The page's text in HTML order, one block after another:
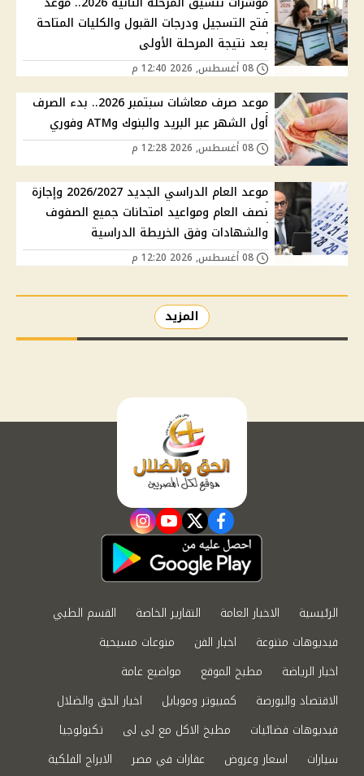
فتح التسجيل ودرجات القبول والكليات المتاحة
بعد نتيجة المرحلة الأولى
موعد صرف معاشات سبتمبر 2026.. بدء الصرف
أول الشهر عبر البريد والبنوك وATM وفوري
موعد العام الدراسي الجديد 2026/2027 وإجازة
نصف العام ومواعيد امتحانات جميع الصفوف
والشهادات وفق الخريطة الدراسية
المزيد
facebook
twitter
youtube
instagram
الرئيسية الاخبار العامة التقارير الخاصة
القسم الطبي
فيديوهات متنوعة
اخبار الفن
منوعات مسيحية
اخبار الرياضة
مطبخ الموقع
مواضيع عامة
الاقتصاد والبورصة
كمبيوتر وموبايل
اخبار الحق والضلال
فيديوهات فضائيات
مطبخ الاكل مع لى لى
تكنولوجيا
سيارات
اسعار وعروض عقارات في مصر الابراج الفلكية